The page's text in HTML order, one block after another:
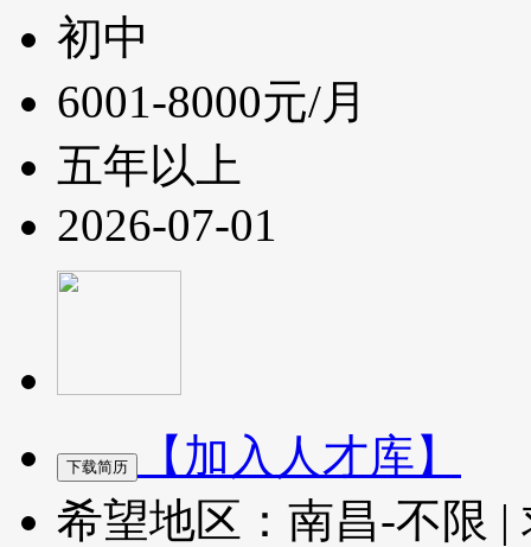
初中
6001-8000元/月
五年以上
2026-07-01
【加入人才库】
希望地区：南昌-不限 |